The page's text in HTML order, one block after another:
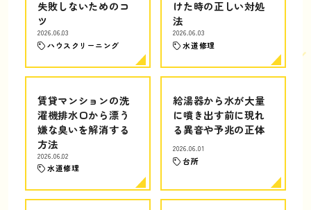
失敗しないためのコ
ツ
2026.06.03
ハウスクリーニング
けた時の正しい対処
法
2026.06.03
水道修理
賃貸マンションの洗
濯機排水口から漂う
嫌な臭いを解消する
方法
2026.06.02
水道修理
給湯器から水が大量
に噴き出す前に現れ
る異音や予兆の正体
2026.06.01
台所